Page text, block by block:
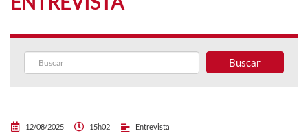
Buscar
12/08/2025 15h02 Entrevista